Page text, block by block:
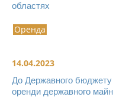
областях
Оренда
14.04.2023
До Державного бюджету
оренди державного